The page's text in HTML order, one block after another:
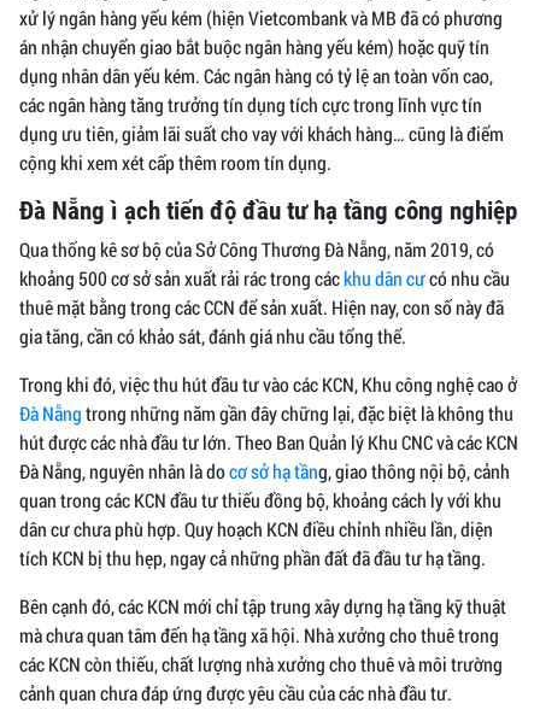
xử lý ngân hàng yếu kém (hiện Vietcombank và MB đã có phương
án nhận chuyển giao bắt buộc ngân hàng yếu kém) hoặc quỹ tín
dụng nhân dân yếu kém. Các ngân hàng có tỷ lệ an toàn vốn cao,
các ngân hàng tăng trưởng tín dụng tích cực trong lĩnh vực tín
dụng ưu tiên, giảm lãi suất cho vay với khách hàng… cũng là điểm
cộng khi xem xét cấp thêm room tín dụng.
Đà Nẵng ì ạch tiến độ đầu tư hạ tầng công nghiệp
Qua thống kê sơ bộ của Sở Công Thương Đà Nẵng, năm 2019, có
khoảng 500 cơ sở sản xuất rải rác trong cáckhu dân cưcó nhu cầu
thuê mặt bằng trong các CCN để sản xuất. Hiện nay, con số này đã
gia tăng, cần có khảo sát, đánh giá nhu cầu tổng thể.
Trong khi đó, việc thu hút đầu tư vào các KCN, Khu công nghệ cao ở
Đà Nẵngtrong những năm gần đây chững lại, đặc biệt là không thu
hút được các nhà đầu tư lớn. Theo Ban Quản lý Khu CNC và các KCN
Đà Nẵng, nguyên nhân là docơ sở hạ tầng, giao thông nội bộ, cảnh
quan trong các KCN đầu tư thiếu đồng bộ, khoảng cách ly với khu
dân cư chưa phù hợp. Quy hoạch KCN điều chỉnh nhiều lần, diện
tích KCN bị thu hẹp, ngay cả những phần đất đã đầu tư hạ tầng.
Bên cạnh đó, các KCN mới chỉ tập trung xây dựng hạ tầng kỹ thuật
mà chưa quan tâm đến hạ tầng xã hội. Nhà xưởng cho thuê trong
các KCN còn thiếu, chất lượng nhà xưởng cho thuê và môi trường
cảnh quan chưa đáp ứng được yêu cầu của các nhà đầu tư.